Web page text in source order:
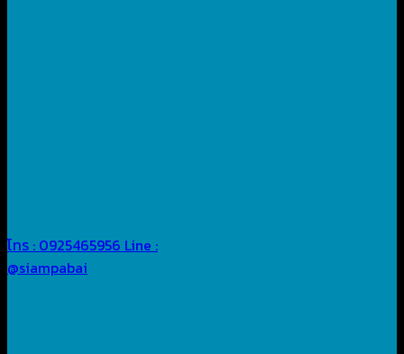
โทร : 0925465956 Line :
@siampabai